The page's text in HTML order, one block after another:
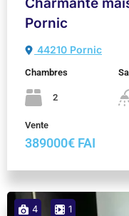
Charmante
Pornic
44210 Pornic
Chambres
2
Vente
389000€ FAI
4 1